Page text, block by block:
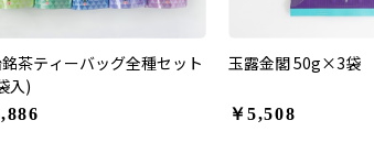
茶ティーバッグ全種セット
入)
玉露金閣 50g×3袋
￥5,508